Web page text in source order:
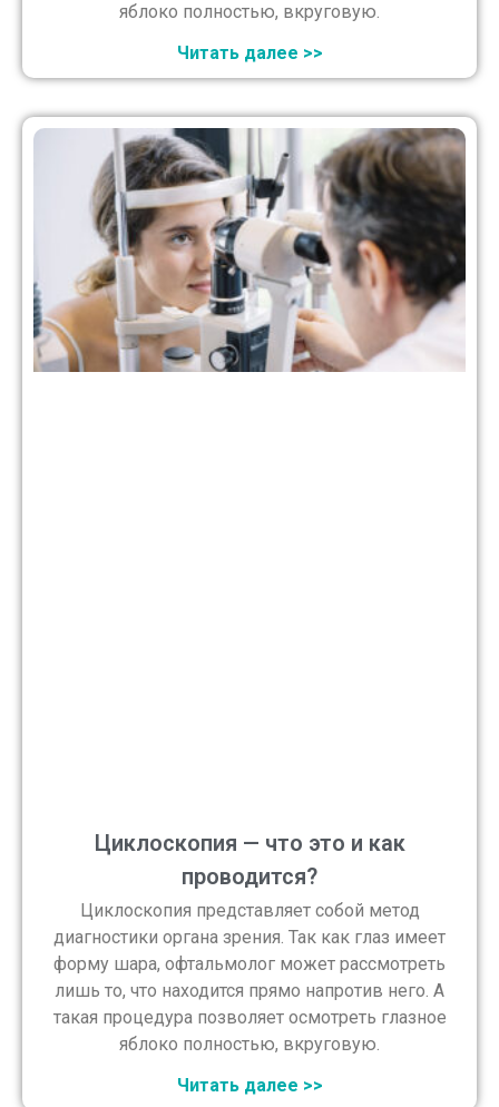
яблоко полностью, вкруговую.
Читать далее >>
Циклоскопия — что это и как
проводится?
Циклоскопия представляет собой метод
диагностики органа зрения. Так как глаз имеет
форму шара, офтальмолог может рассмотреть
лишь то, что находится прямо напротив него. А
такая процедура позволяет осмотреть глазное
яблоко полностью, вкруговую.
Читать далее >>